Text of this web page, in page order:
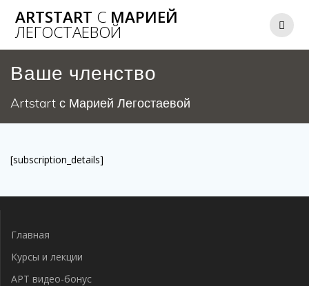
содержимому
ARTSTART С МАРИЕЙ
ЛЕГОСТАЕВОЙ
Ваше членство
Artstart с Марией Легостаевой
[subscription_details]
Главная
Курсы и лекции
АРТ видео-бонус